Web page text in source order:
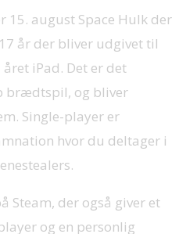
15. august Space Hulk der
år der bliver udgivet til
året iPad. Det er det
brædtspil, og bliver
Single-player er
hvor du deltager i
Steam, der også giver et
og en personlig